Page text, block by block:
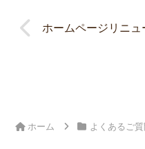
ホームページリニュ
ホーム よくあるご